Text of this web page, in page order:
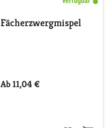
Fächerzwergmispel
Ab 11,04 €